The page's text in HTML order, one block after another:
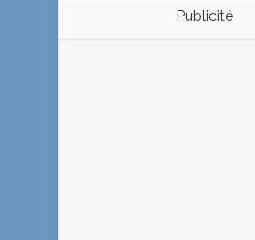
Publicité